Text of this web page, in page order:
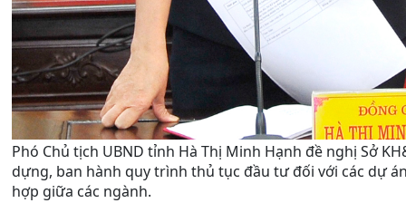
Phó Chủ tịch UBND tỉnh Hà Thị Minh Hạnh đề nghị Sở
dựng, ban hành quy trình thủ tục đầu tư đối với các dự
hợp giữa các ngành.